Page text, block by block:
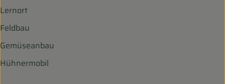
Lernort
Feldbau
Gemüseanbau
Hühnermobil